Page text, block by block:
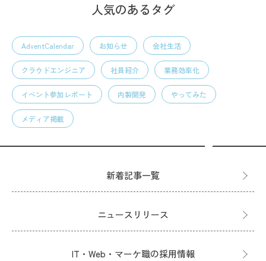
人気のあるタグ
AdventCalendar お知らせ 会社生活
クラウドエンジニア 社員紹介 業務効率化
イベント参加レポート 内製開発 やってみた
メディア掲載
新着記事一覧
ニュースリリース
IT・Web・マーケ職の採用情報